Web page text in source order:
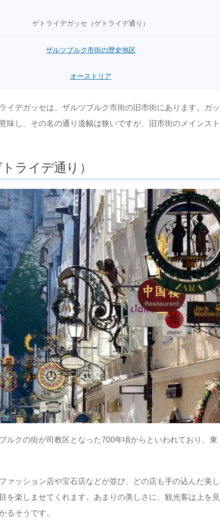
ゲトライデガッセ（ゲトライデ通り）
ザルツブルク市街の歴史地区
オーストリア
イデガッセは、ザルツブルク市街の旧市街にあります。ガッ
味し、その名の通り道幅は狭いですが、旧市街のメインスト
ライデ通り）
ルクの街が司教区となった700年頃からといわれており、東
ァッション店や宝石店などが並び、どの店も手の込んだ美し
を楽しませてくれます。あまりの美しさに、観光客は上を見
るそうです。